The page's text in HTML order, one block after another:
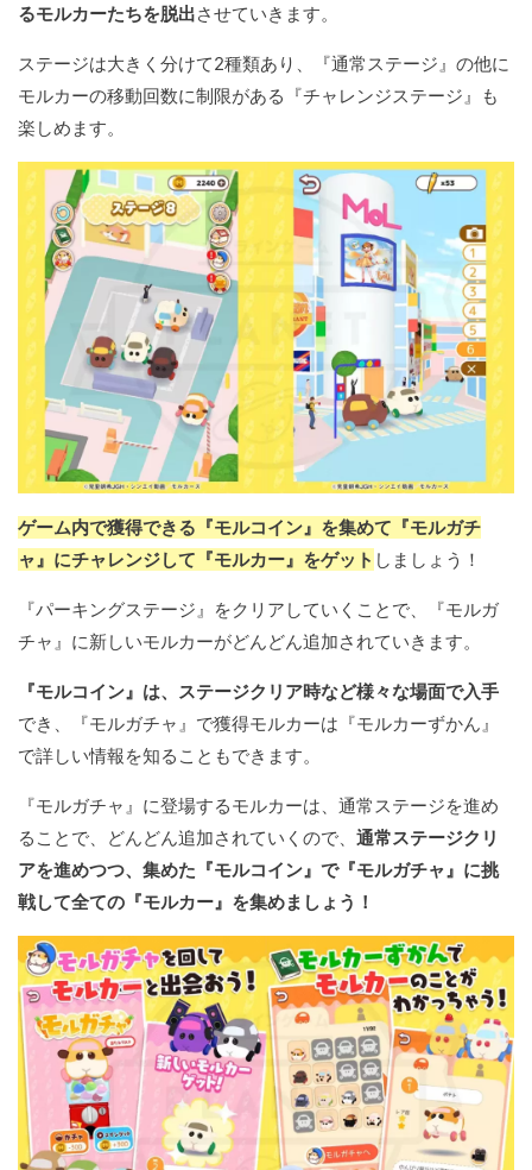
るモルカーたちを脱出させていきます。
ステージは大きく分けて2種類あり、『通常ステージ』の他に
モルカーの移動回数に制限がある『チャレンジステージ』も
楽しめます。
ゲーム内で獲得できる『モルコイン』を集めて『モルガチ
ャ』にチャレンジして『モルカー』をゲット しましょう！
『パーキングステージ』をクリアしていくことで、『モルガ
チャ』に新しいモルカーがどんどん追加されていきます。
『モルコイン』は、ステージクリア時など様々な場面で入手
でき、『モルガチャ』で獲得モルカーは『モルカーずかん』
で詳しい情報を知ることもできます。
『モルガチャ』に登場するモルカーは、通常ステージを進め
ることで、どんどん追加されていくので、 通常ステージクリ
アを進めつつ、集めた『モルコイン』で『モルガチャ』に挑
戦して全ての『モルカー』を集めましょう！